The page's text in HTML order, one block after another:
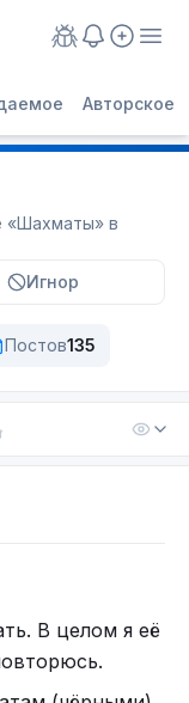
Авторское
«Шахматы» в
Игнор
Постов135
В целом я её